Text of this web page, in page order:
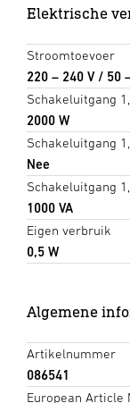
Elektrische
Stroomtoevoer
220 – 240 V / 50
Schakeluitgang
2000 W
Schakeluitgang
Nee
Schakeluitgang
1000 VA
Eigen verbruik
0,5 W
Algemene
Artikelnummer
086541
European Article